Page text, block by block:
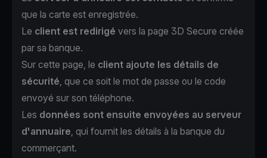
que la carte est enregistrée.
Le client est redirigé vers la page 3D Secure créée
par sa banque.
Sur cette page, le client ajoute les détails de
sécurité, que ce soit le mot de passe ou le code
envoyé sur son téléphone.
Les données sont ensuite envoyées au serveur
d'annuaire, qui fournit les détails à la banque du
commerçant.